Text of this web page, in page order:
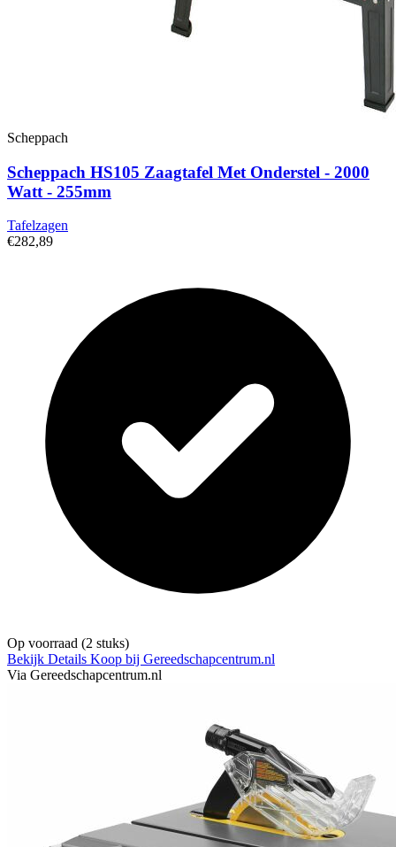
Scheppach
Scheppach HS105 Zaagtafel Met Onderstel - 2000
Watt - 255mm
Tafelzagen
€282,89
Op voorraad (2 stuks)
Bekijk Details Koop bij Gereedschapcentrum.nl
Via Gereedschapcentrum.nl